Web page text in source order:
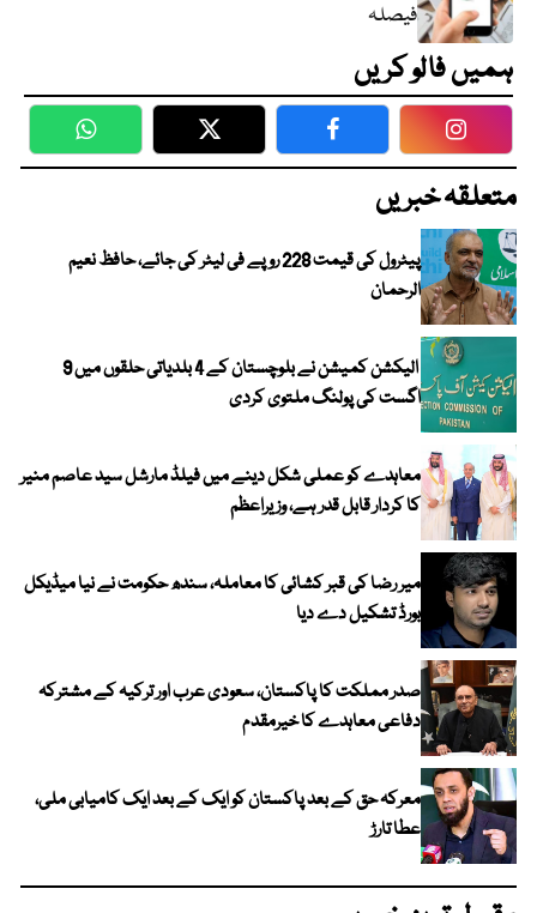
فیصلہ
ہمیں فالو کریں
WhatsApp Twitter Facebook
متعلقہ خبریں
پیٹرول کی قیمت 228 روپے فی لیٹر کی جائے، حافظ نعیم
الرحمان
الیکشن کمیشن نے بلوچستان کے 4 بلدیاتی حلقوں میں 9
اگست کی پولنگ ملتوی کردی
معاہدے کو عملی شکل دینے میں فیلڈ مارشل سید عاصم منیر
کا کردار قابل قدر ہے، وزیراعظم
میر رضا کی قبر کشائی کا معاملہ، سندھ حکومت نے نیا میڈیکل
بورڈ تشکیل دے دیا
صدر مملکت کا پاکستان، سعودی عرب اور ترکیہ کے مشترکہ
دفاعی معاہدے کا خیرمقدم
معرکہ حق کے بعد پاکستان کو ایک کے بعد ایک کامیابی ملی،
عطا تارڑ